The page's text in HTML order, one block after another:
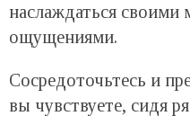
наслаждаться своими
ощущениями.
Сосредоточьтесь и
вы чувствуете, сидя